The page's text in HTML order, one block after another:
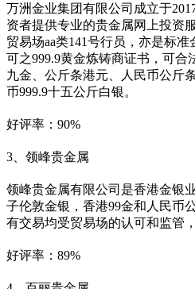
万洲金业集团有限公司成立于
资者提供专业的贵金属网上投资
贸易场aa类141号行员，亦是标
可之999.9黄金炼铸商证书，可合
九金、公斤条港元、人民币公斤
币999.9十五公斤白银。
好评率：90%
3、领峰贵金属
领峰贵金属有限公司是香港金银
子伦敦金银，香港99金和人民币
有交易均受贸易场的认可和监管
好评率：89%